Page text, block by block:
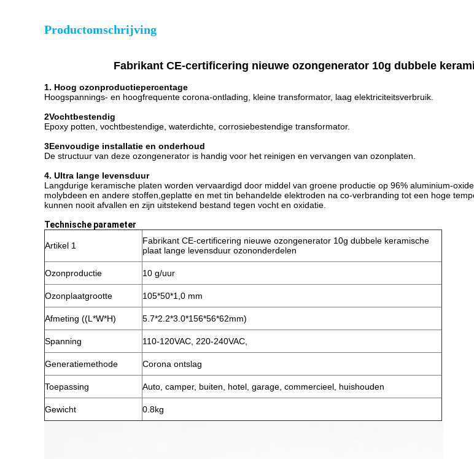
Productomschrijving
Fabrikant CE-certificering nieuwe ozongenerator 10g dubbele
1. Hoog ozonproductiepercentage
Hoogspannings- en hoogfrequente corona-ontlading, kleine transformator, laag elektriciteitsverbruik.
2Vochtbestendig
Epoxy potten, vochtbestendige, waterdichte, corrosiebestendige transformator.
3Eenvoudige installatie en onderhoud
De structuur van deze ozongenerator is handig voor het reinigen en vervangen van ozonplaten.
4. Ultra lange levensduur
Langdurige keramische platen worden vervaardigd door middel van groene productie op 96% aluminium-
molybdeen en andere stoffen,geplatte en met tin behandelde elektroden na co-verbranding tot een hoge
kunnen nooit afvallen en zijn uitstekend bestand tegen vocht en oxidatie.
Technische parameter
Artikel 1
Fabrikant CE-certificering nieuwe ozongenerator 10g dubbele keramische
plaat lange levensduur ozononderdelen
Ozonproductie 10 g/uur
Ozonplaatgrootte 105*50*1,0 mm
Afmeting ((L*W*H) 5.7*2.2*3.0*156*56*62mm)
Spanning 110-120VAC, 220-240VAC,
Generatiemethode Corona ontslag
Toepassing Auto, camper, buiten, hotel, garage, commercieel, huishouden
Gewicht 0.8kg